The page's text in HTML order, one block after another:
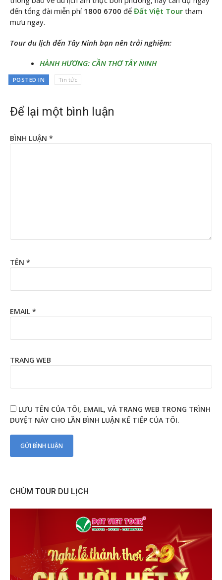
đến tổng đài miễn phí 1800 6700 để Đất Việt Tour tham
mưu ngay.
Tour du lịch đến Tây Ninh bạn nên trải nghiệm:
HÀNH HƯƠNG: CẦN THƠ TÂY NINH
POSTED IN Tin tức
Để lại một bình luận
BÌNH LUẬN *
TÊN *
EMAIL *
TRANG WEB
LƯU TÊN CỦA TÔI, EMAIL, VÀ TRANG WEB TRONG TRÌNH
DUYỆT NÀY CHO LẦN BÌNH LUẬN KẾ TIẾP CỦA TÔI.
CHÙM TOUR DU LỊCH